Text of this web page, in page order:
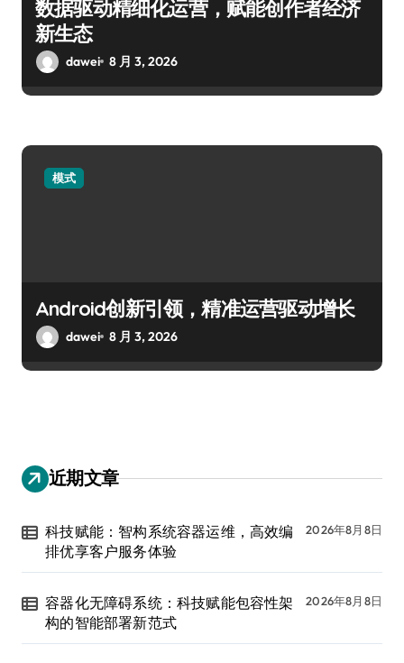
数据驱动精细化运营，赋能创作者经济
新生态
dawei 8 月 3, 2026
模式
Android创新引领，精准运营驱动增长
dawei 8 月 3, 2026
近期文章
科技赋能：智构系统容器运维，高效编
排优享客户服务体验
2026年8月8日
容器化无障碍系统：科技赋能包容性架
构的智能部署新范式
2026年8月8日